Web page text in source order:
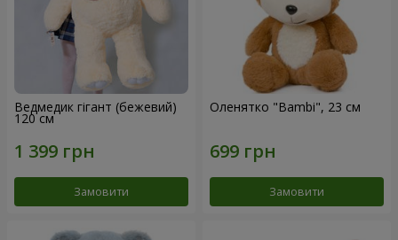
Ведмедик гігант (бежевий)
120 см
Замовити
Оленятко "Bambi", 23 см
Замовити